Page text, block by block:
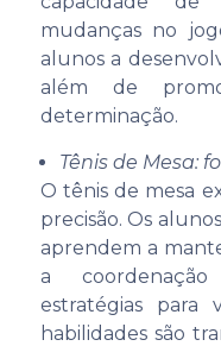
mudanças no
alunos a
além de
determinação.
Tênis de Mesa:
O tênis de mesa
precisão. Os
aprendem a
a
estratégias para
habilidades são